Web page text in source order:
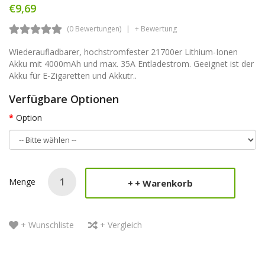
€9,69
(0 Bewertungen) + Bewertung
Wiederaufladbarer, hochstromfester 21700er Lithium-Ionen
Akku mit 4000mAh und max. 35A Entladestrom. Geeignet ist der
Akku für E-Zigaretten und Akkutr..
Verfügbare Optionen
Option
Menge + Warenkorb
+ Wunschliste + Vergleich